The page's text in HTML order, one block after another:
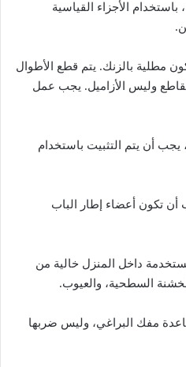
الأجزاء القياسية
مطلية بالزنك. يتم قطع الأطوال
وليس الأزاميل. يجب عمل
يجب أن يتم التثبيت باستخدام
أن تكون أعضاء إطار الباب
داخل المنزل خالية من
السطحية، والعيوب.
مفك البراغي، وليس ضربها